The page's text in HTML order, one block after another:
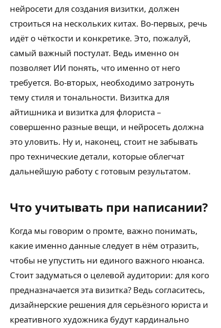
нейросети для создания визитки, должен
строиться на нескольких китах. Во-первых, речь
идёт о чёткости и конкретике. Это, пожалуй,
самый важный постулат. Ведь именно он
позволяет ИИ понять, что именно от него
требуется. Во-вторых, необходимо затронуть
тему стиля и тональности. Визитка для
айтишника и визитка для флориста –
совершенно разные вещи, и нейросеть должна
это уловить. Ну и, наконец, стоит не забывать
про технические детали, которые облегчат
дальнейшую работу с готовым результатом.
Что учитывать при написании?
Когда мы говорим о промте, важно понимать,
какие именно данные следует в нём отразить,
чтобы не упустить ни единого важного нюанса.
Стоит задуматься о целевой аудитории: для кого
предназначается эта визитка? Ведь согласитесь,
дизайнерские решения для серьёзного юриста и
креативного художника будут кардинально